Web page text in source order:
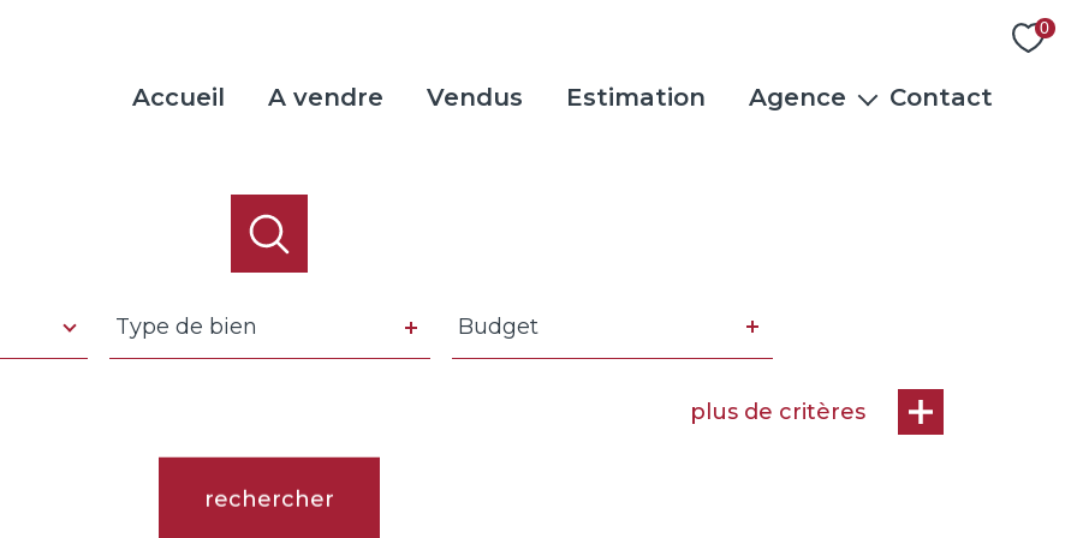
0
Accueil A vendre Vendus Estimation Agence Contact
de
bien
Type de bien Budget
plus de critères
rechercher